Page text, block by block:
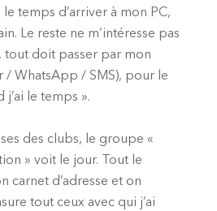
le temps d’arriver à mon PC,
Le reste ne m’intéresse pas
tout doit passer par mon
/ WhatsApp / SMS), pour le
j’ai le temps ».
des clubs, le groupe «
» voit le jour. Tout le
carnet d’adresse et on
tout ceux avec qui j’ai